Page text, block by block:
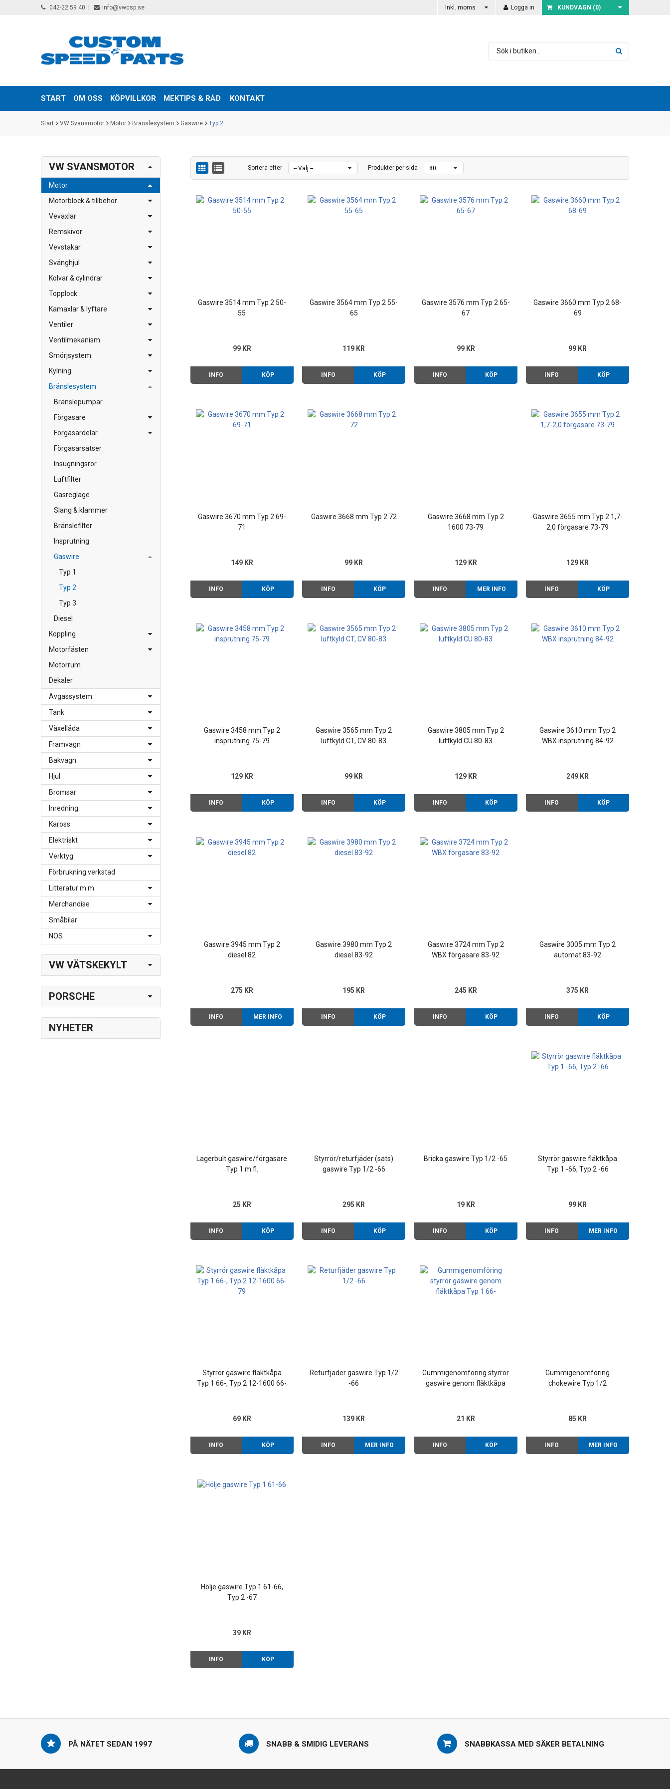
042-22 59 40 info@vwcsp.se Inkl. moms Logga in KUNDVAGN (0)
START OM OSS KÖPVILLKOR MEKTIPS & RÅD KONTAKT
Start VW Svansmotor Motor Bränslesystem Gaswire Typ 2
VW SVANSMOTOR
Motor
Motorblock & tillbehör
Vevaxlar
Remskivor
Vevstakar
Svänghjul
Kolvar & cylindrar
Topplock
Kamaxlar & lyftare
Ventiler
Ventilmekanism
Smörjsystem
Kylning
Bränslesystem
Bränslepumpar
Förgasare
Förgasardelar
Förgasarsatser
Insugningsrör
Luftfilter
Gasreglage
Slang & klammer
Bränslefilter
Insprutning
Gaswire
Typ 1
Typ 2
Typ 3
Diesel
Koppling
Motorfästen
Motorrum
Dekaler
Avgassystem
Tank
Växellåda
Framvagn
Bakvagn
Hjul
Bromsar
Inredning
Kaross
Elektriskt
Verktyg
Förbrukning verkstad
Litteratur m.m.
Merchandise
Småbilar
NOS
VW VÄTSKEKYLT
PORSCHE
NYHETER
Sortera efter Produkter per sida
Gaswire 3514 mm Typ 2 50-
55
99 KR
INFO KÖP
Gaswire 3564 mm Typ 2 55-
65
119 KR
INFO KÖP
Gaswire 3576 mm Typ 2 65-
67
99 KR
INFO KÖP
Gaswire 3660 mm Typ 2 68-
69
99 KR
INFO KÖP
Gaswire 3670 mm Typ 2 69-
71
149 KR
INFO KÖP
Gaswire 3668 mm Typ 2 72
99 KR
INFO KÖP
Gaswire 3668 mm Typ 2
1600 73-79
129 KR
INFO MER INFO
Gaswire 3655 mm Typ 2 1,7-
2,0 förgasare 73-79
129 KR
INFO KÖP
Gaswire 3458 mm Typ 2
insprutning 75-79
129 KR
INFO KÖP
Gaswire 3565 mm Typ 2
luftkyld CT, CV 80-83
99 KR
INFO KÖP
Gaswire 3805 mm Typ 2
luftkyld CU 80-83
129 KR
INFO KÖP
Gaswire 3610 mm Typ 2
WBX insprutning 84-92
249 KR
INFO KÖP
Gaswire 3945 mm Typ 2
diesel 82
275 KR
INFO MER INFO
Gaswire 3980 mm Typ 2
diesel 83-92
195 KR
INFO KÖP
Gaswire 3724 mm Typ 2
WBX förgasare 83-92
245 KR
INFO KÖP
Gaswire 3005 mm Typ 2
automat 83-92
375 KR
INFO KÖP
Lagerbult gaswire/förgasare
Typ 1 m.fl.
25 KR
INFO KÖP
Styrrör/returfjäder (sats)
gaswire Typ 1/2 -66
295 KR
INFO KÖP
Bricka gaswire Typ 1/2 -65
19 KR
INFO KÖP
Styrrör gaswire fläktkåpa
Typ 1 -66, Typ 2 -66
99 KR
INFO MER INFO
Styrrör gaswire fläktkåpa
Typ 1 66-, Typ 2 12-1600 66-
69 KR
INFO KÖP
Returfjäder gaswire Typ 1/2
-66
139 KR
INFO MER INFO
Gummigenomföring styrrör
gaswire genom fläktkåpa
21 KR
INFO KÖP
Gummigenomföring
chokewire Typ 1/2
85 KR
INFO MER INFO
Hölje gaswire Typ 1 61-66,
Typ 2 -67
39 KR
INFO KÖP
PÅ NÄTET SEDAN 1997 SNABB & SMIDIG LEVERANS SNABBKASSA MED SÄKER BETALNING